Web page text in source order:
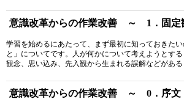
意識改革からの作業改善 ～ 1．固定
学習を始めるにあたって、まず最初に知っておきた
と」についてです。人が何かについて考えようとす
観念、思い込み、先入観から生まれる誤解などがあ
意識改革からの作業改善 ～ 0．序文